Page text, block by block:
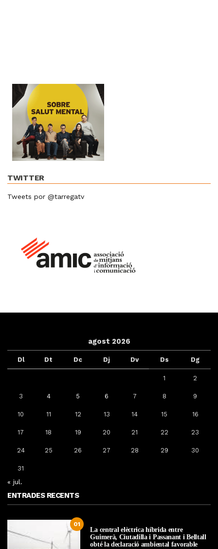
TWITTER
Tweets por @tarregatv
agost 2026
Dl Dt Dc Dj Dv Ds Dg
1 2
3 4 5 6 7 8 9
10 11 12 13 14 15 16
17 18 19 20 21 22 23
24 25 26 27 28 29 30
31
« jul.
ENTRADES RECENTS
01
La central elèctrica híbrida entre
Guimerà, Ciutadilla i Passanant i Belltall
obté la declaració ambiental favorable